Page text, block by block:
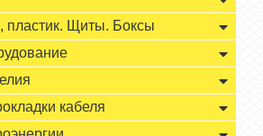
пластик. Щиты. Боксы
кабеля